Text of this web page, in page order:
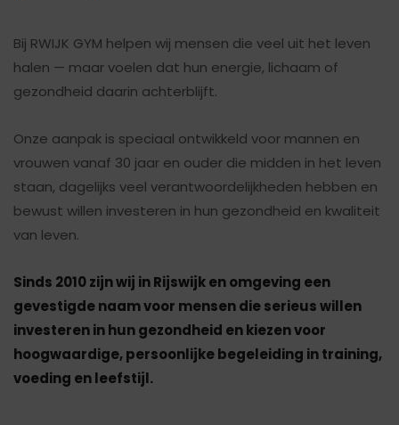
Bij RWIJK GYM helpen wij mensen die veel uit het leven
halen — maar voelen dat hun energie, lichaam of
gezondheid daarin achterblijft.
Onze aanpak is speciaal ontwikkeld voor mannen en
vrouwen vanaf 30 jaar en ouder die midden in het leven
staan, dagelijks veel verantwoordelijkheden hebben en
bewust willen investeren in hun gezondheid en kwaliteit
van leven.
Sinds 2010 zijn wij in Rijswijk en omgeving een
gevestigde naam voor mensen die serieus willen
investeren in hun gezondheid en kiezen voor
hoogwaardige, persoonlijke begeleiding in training,
voeding en leefstijl.